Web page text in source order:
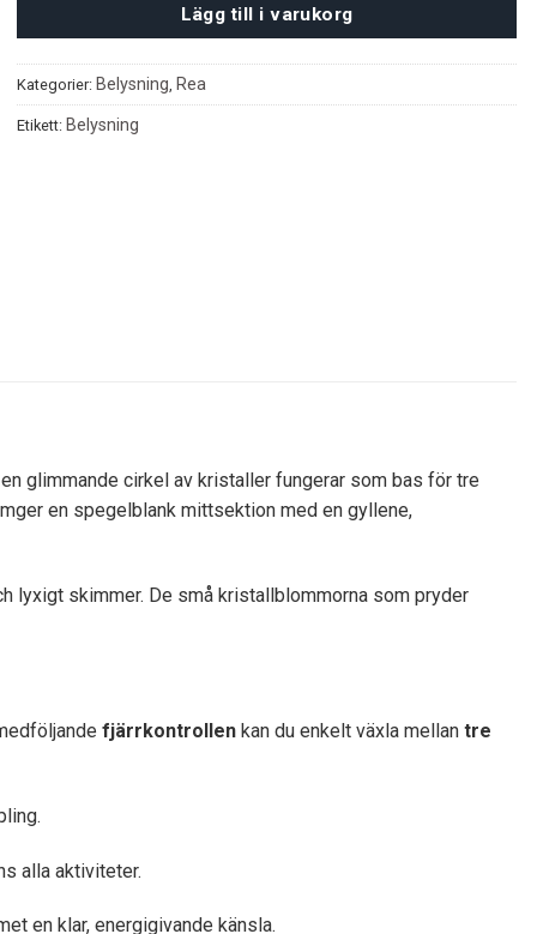
Lägg till i varukorg
Kategorier: Belysning Rea
Etikett: Belysning
glimmande cirkel av kristaller fungerar som bas för tre
en spegelblank mittsektion med en gyllene,
lyxigt skimmer. De små kristallblommorna som pryder
fjärrkontrollen kan du enkelt växla mellantre
alla aktiviteter.
en klar, energigivande känsla.